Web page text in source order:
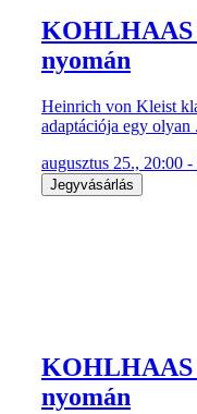
KOHLHAAS
nyomán
Heinrich von Kleist
adaptációja egy olyan
augusztus 25., 20:00
Jegyvásárlás
KOHLHAAS
nyomán